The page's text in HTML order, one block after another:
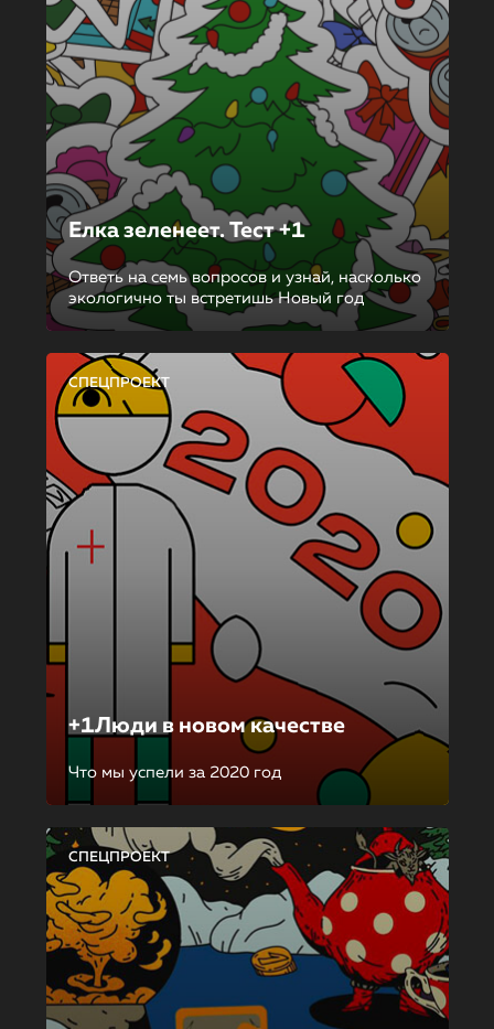
Елка зеленеет. Тест +1
Ответь на семь вопросов и узнай, насколько
экологично ты встретишь Новый год
СПЕЦПРОЕКТ
+1Люди в новом качестве
Что мы успели за 2020 год
СПЕЦПРОЕКТ